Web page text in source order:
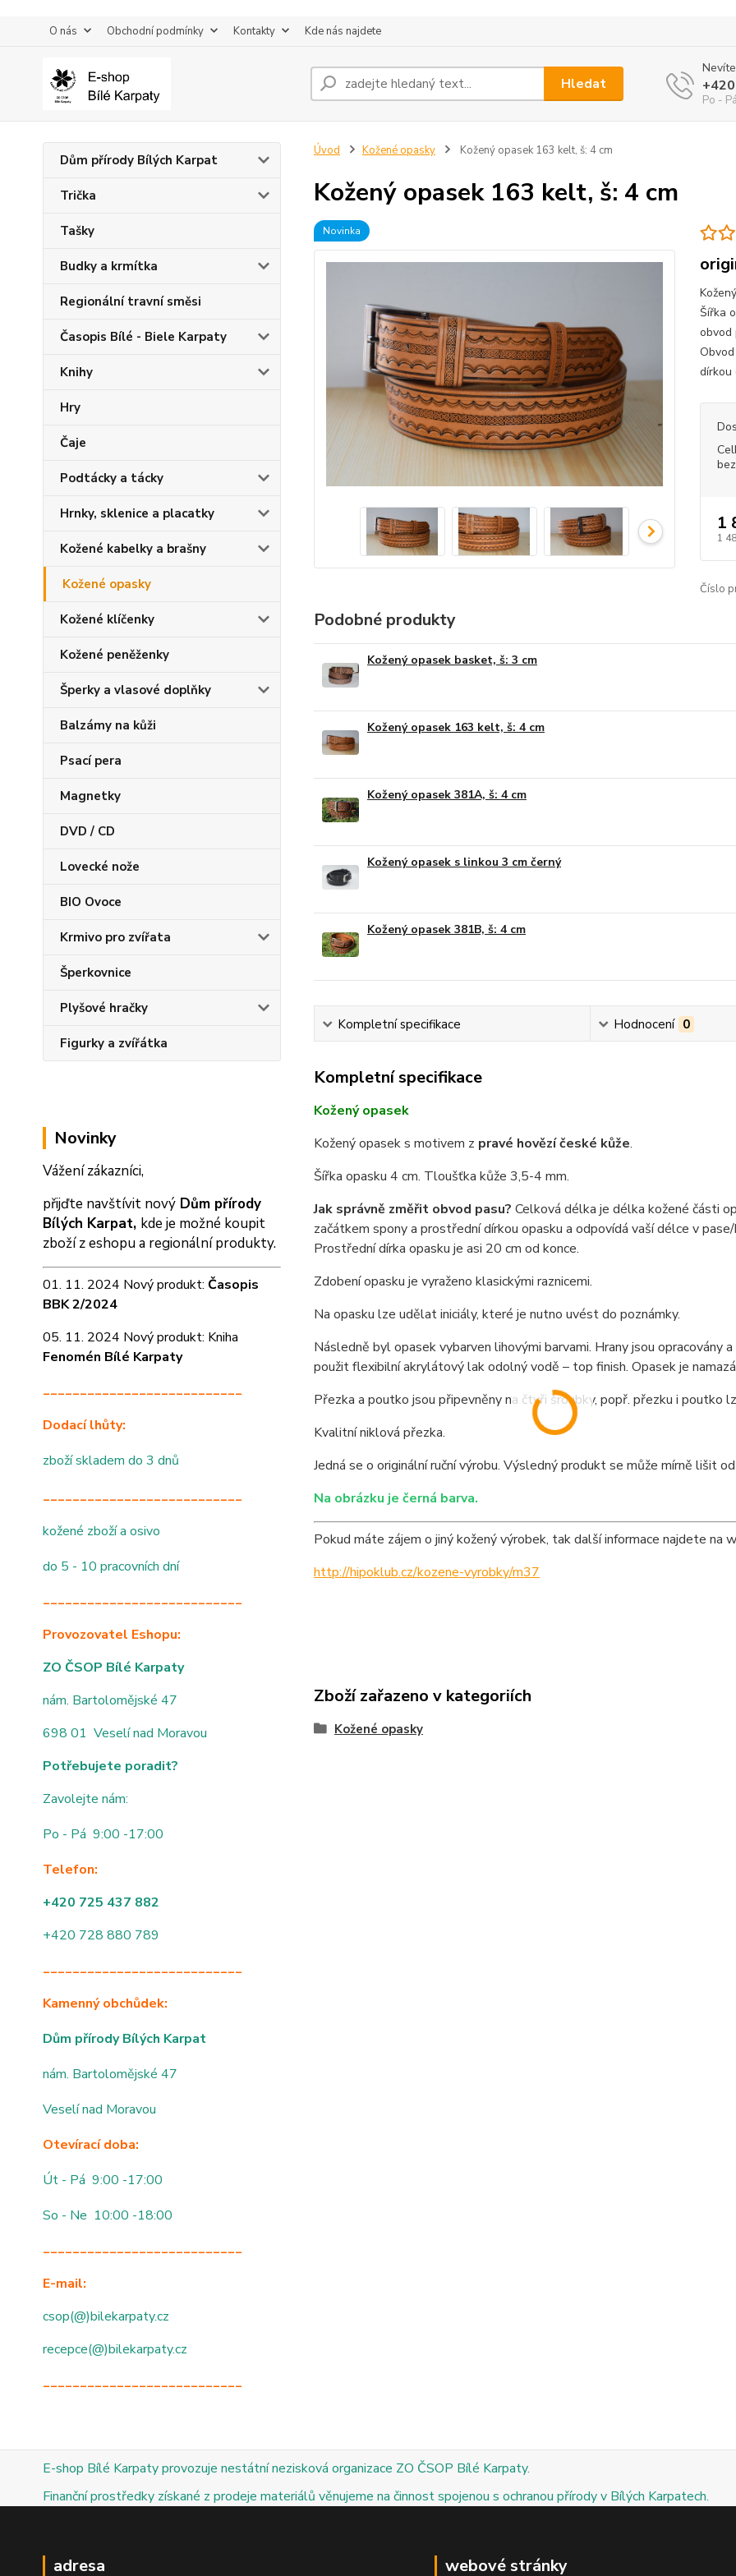
O nás Obchodní podmínky Kontakty Kde nás najdete
Hledat
Po -
Dům přírody Bílých Karpat
Trička
Tašky
Budky a krmítka
Regionální travní směsi
Časopis Bílé - Biele Karpaty
Knihy
Hry
Čaje
Podtácky a tácky
Hrnky, sklenice a placatky
Kožené kabelky a brašny
Kožené opasky
Kožené klíčenky
Kožené peněženky
Šperky a vlasové doplňky
Balzámy na kůži
Psací pera
Magnetky
DVD / CD
Lovecké nože
BIO Ovoce
Krmivo pro zvířata
Šperkovnice
Plyšové hračky
Figurky a zvířátka
Novinky
Vážení zákazníci,
přijďte navštívit nový Dům přírody
Bílých Karpat, kde je možné koupit
zboží z eshopu a regionální produkty.
01. 11. 2024 Nový produkt: Časopis
BBK 2/2024
05. 11. 2024 Nový produkt: Kniha
Fenomén Bílé Karpaty
___________________________
Dodací lhůty:
zboží skladem do 3 dnů
___________________________
kožené zboží a osivo
do 5 - 10 pracovních dní
___________________________
Provozovatel Eshopu:
ZO ČSOP Bílé Karpaty
nám. Bartolomějské 47
698 01 Veselí nad Moravou
Potřebujete poradit?
Zavolejte nám:
Po - Pá 9:00 -17:00
Telefon:
+420 725 437 882
+420 728 880 789
___________________________
Kamenný obchůdek:
Dům přírody Bílých Karpat
nám. Bartolomějské 47
Veselí nad Moravou
Otevírací doba:
Út - Pá 9:00 -17:00
So - Ne 10:00 -18:00
___________________________
E-mail:
csop(@)bilekarpaty.cz
recepce(@)bilekarpaty.cz
___________________________
Úvod Kožené opasky Kožený opasek 163 kelt, š: 4 cm
Kožený opasek 163 kelt, š: 4 cm
Novinka
Šířka
obvod
dírkou
1
1
Číslo
Podobné produkty
Kožený opasek basket, š: 3 cm
Kožený opasek 163 kelt, š: 4 cm
Kožený opasek 381A, š: 4 cm
Kožený opasek s linkou 3 cm černý
Kožený opasek 381B, š: 4 cm
Kompletní specifikace Hodnocení 0
Kompletní specifikace
Kožený opasek
Kožený opasek s motivem z pravé hovězí české kůže.
Šířka opasku 4 cm. Tloušťka kůže 3,5-4 mm.
Jak správně změřit obvod pasu? Celková délka je délka kožené části
začátkem spony a prostřední dírkou opasku a odpovídá vaší délce v
Prostřední dírka opasku je asi 20 cm od konce.
Zdobení opasku je vyraženo klasickými raznicemi.
Na opasku lze udělat iniciály, které je nutno uvést do poznámky.
Následně byl opasek vybarven lihovými barvami. Hrany jsou opracovány
použit flexibilní akrylátový lak odolný vodě – top finish. Opasek je
Přezka a poutko jsou připevněny na čtyři šroubky, popř. přezku i poutko
Kvalitní niklová přezka.
Jedná se o originální ruční výrobu. Výsledný produkt se může mírně lišit
Na obrázku je černá barva.
Pokud máte zájem o jiný kožený výrobek, tak další informace najdete na
http://hipoklub.cz/kozene-vyrobky/m37
Zboží zařazeno v kategoriích
Kožené opasky
E-shop Bílé Karpaty provozuje nestátní nezisková organizace ZO ČSOP Bílé Karpaty.
Finanční prostředky získané z prodeje materiálů věnujeme na činnost spojenou s ochranou přírody v Bílých Karpatech.
adresa webové stránky